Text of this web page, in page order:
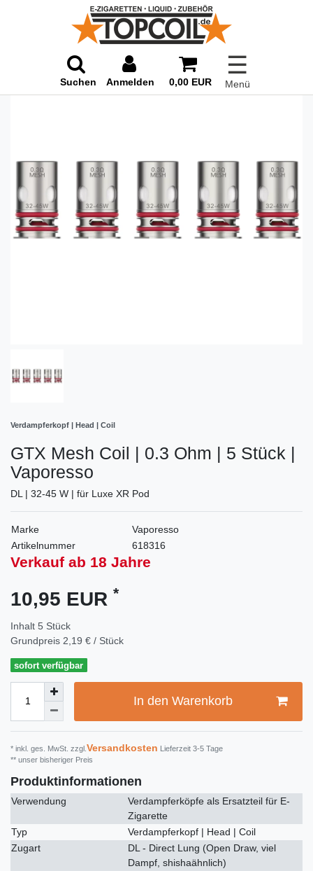
Suchen Anmelden 0,00 EUR
☰
Menü
Verdampferkopf | Head | Coil
GTX Mesh Coil | 0.3 Ohm | 5 Stück |
Vaporesso
DL | 32-45 W | für Luxe XR Pod
Marke
Vaporesso
Artikelnummer
618316
Verkauf ab 18 Jahre
10,95 EUR *
Inhalt 5 Stück
Grundpreis 2,19 € / Stück
sofort verfügbar
In den Warenkorb
* inkl. ges. MwSt. zzgl. Versandkosten Lieferzeit 3-5 Tage
** unser bisheriger Preis
Produktinformationen
Verwendung
Verdampferköpfe als Ersatzteil für E-
Zigarette
Typ
Verdampferkopf | Head | Coil
Zugart
DL - Direct Lung (Open Draw, viel
Dampf, shishaähnlich)